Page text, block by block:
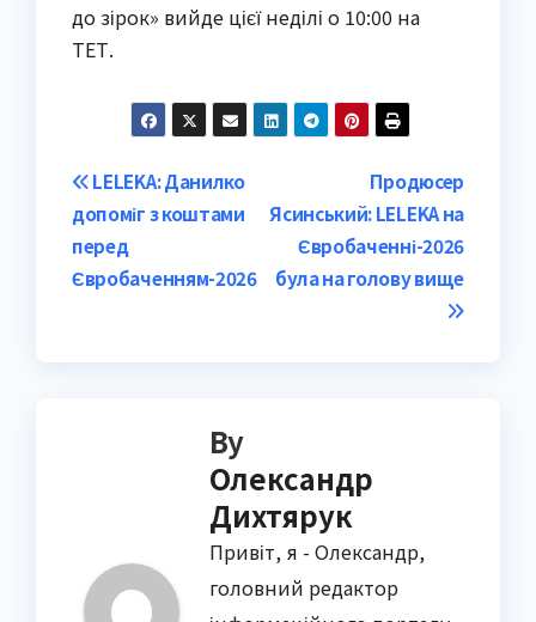
до зірок» вийде цієї неділі о 10:00 на
ТЕТ.
Post
navigation
Продюсер
Ясинський: LELEKA на
Євробаченні-2026
була на голову вище
LELEKA: Данилко
допоміг з коштами
перед
Євробаченням-2026
By
Олександр
Дихтярук
Привіт, я - Олександр,
головний редактор